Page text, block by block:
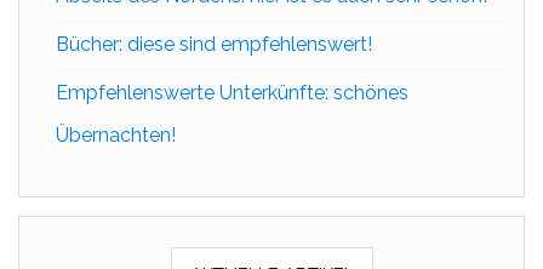
Bücher: diese sind empfehlenswert!
Empfehlenswerte Unterkünfte: schönes
Übernachten!